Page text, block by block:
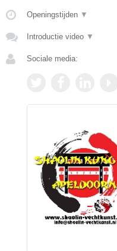
Openingstijden ▼
Introductie video ▼
Sociale media: